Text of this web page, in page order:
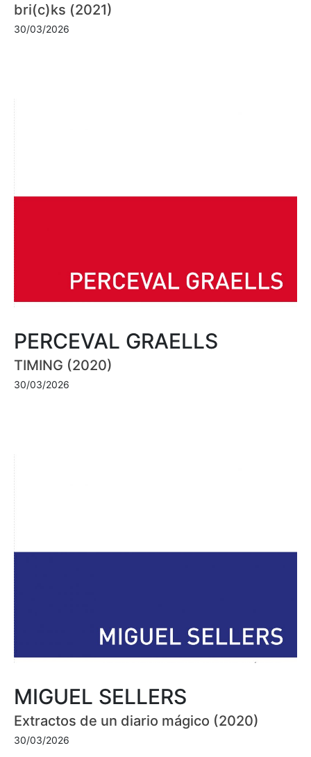
bri(c)ks (2021)
30/03/2026
PERCEVAL GRAELLS
TIMING (2020)
30/03/2026
MIGUEL SELLERS
Extractos de un diario mágico (2020)
30/03/2026